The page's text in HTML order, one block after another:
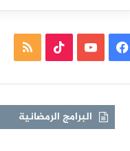
فيسبوكيوتيوب TikTok
البرامج الرمضانية